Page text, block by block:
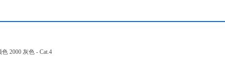
2000 灰色 - Cat.4